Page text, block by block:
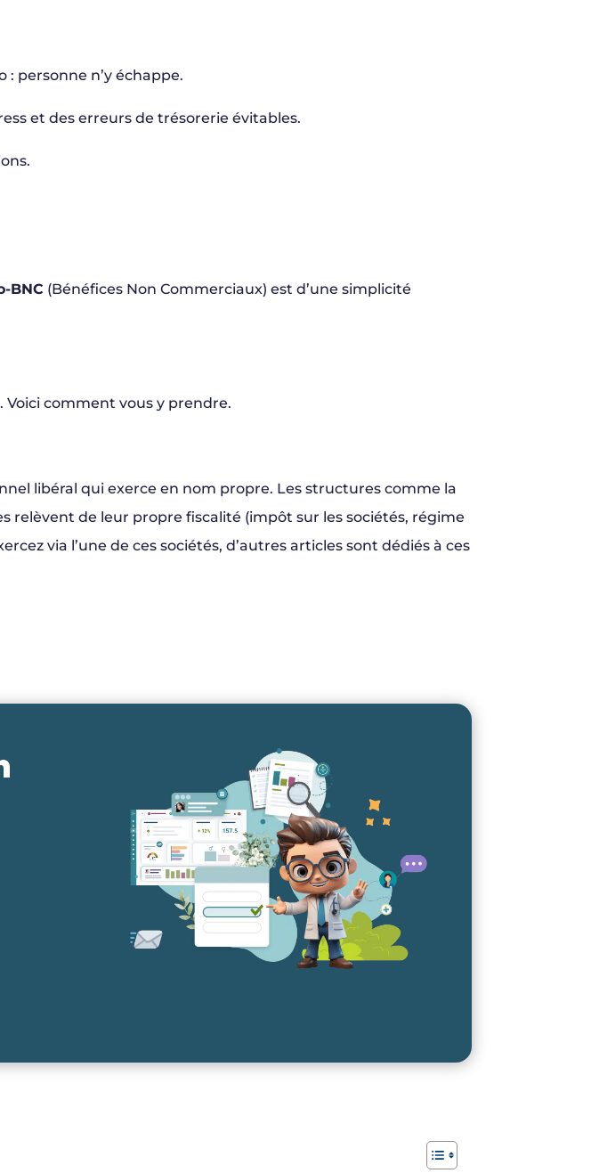
personne n’y échappe.
et des erreurs de trésorerie évitables.
BNC (Bénéfices Non Commerciaux) est d’une simplicité
Voici comment vous y prendre.
libéral qui exerce en nom propre. Les structures comme la
relèvent de leur propre fiscalité (impôt sur les sociétés, régime
via l’une de ces sociétés, d’autres articles sont dédiés à ces